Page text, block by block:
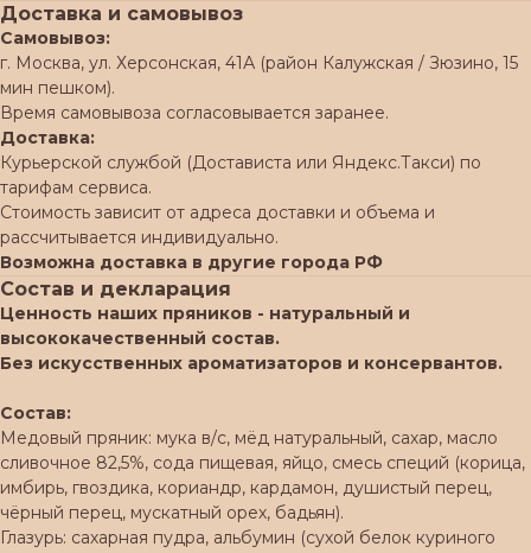
Доставка и самовывоз
Самовывоз:
г. Москва, ул. Херсонская, 41А (район Калужская / Зюзино, 15
мин пешком).
Время самовывоза согласовывается заранее.
Доставка:
Курьерской службой (Достависта или Яндекс.Такси) по
тарифам сервиса.
Стоимость зависит от адреса доставки и объема и
рассчитывается индивидуально.
Возможна доставка в другие города РФ
Состав и декларация
Ценность наших пряников - натуральный и
высококачественный состав.
Без искусственных ароматизаторов и консервантов.
Состав:
Медовый пряник: мука в/с, мёд натуральный, сахар, масло
сливочное 82,5%, сода пищевая, яйцо, смесь специй (корица,
имбирь, гвоздика, кориандр, кардамон, душистый перец,
чёрный перец, мускатный орех, бадьян).
Глазурь: сахарная пудра, альбумин (сухой белок куриного